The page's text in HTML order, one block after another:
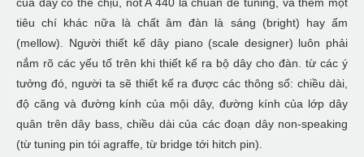
của dây có thể chịu, nốt A 440 là chuẩn để tuning, và thêm một
tiêu chí khác nữa là chất âm đàn là sáng (bright) hay ấm
(mellow). Người thiết kế dây piano (scale designer) luôn phải
nắm rõ các yếu tố trên khi thiết kế ra bộ dây cho đàn. từ các ý
tưởng đó, người ta sẽ thiết kế ra được các thông số: chiều dài,
độ căng và đường kính của mội dây, đường kính của lớp dây
quân trên dây bass, chiều dài của các đoạn dây non-speaking
(từ tuning pin tói agraffe, từ bridge tới hitch pin).